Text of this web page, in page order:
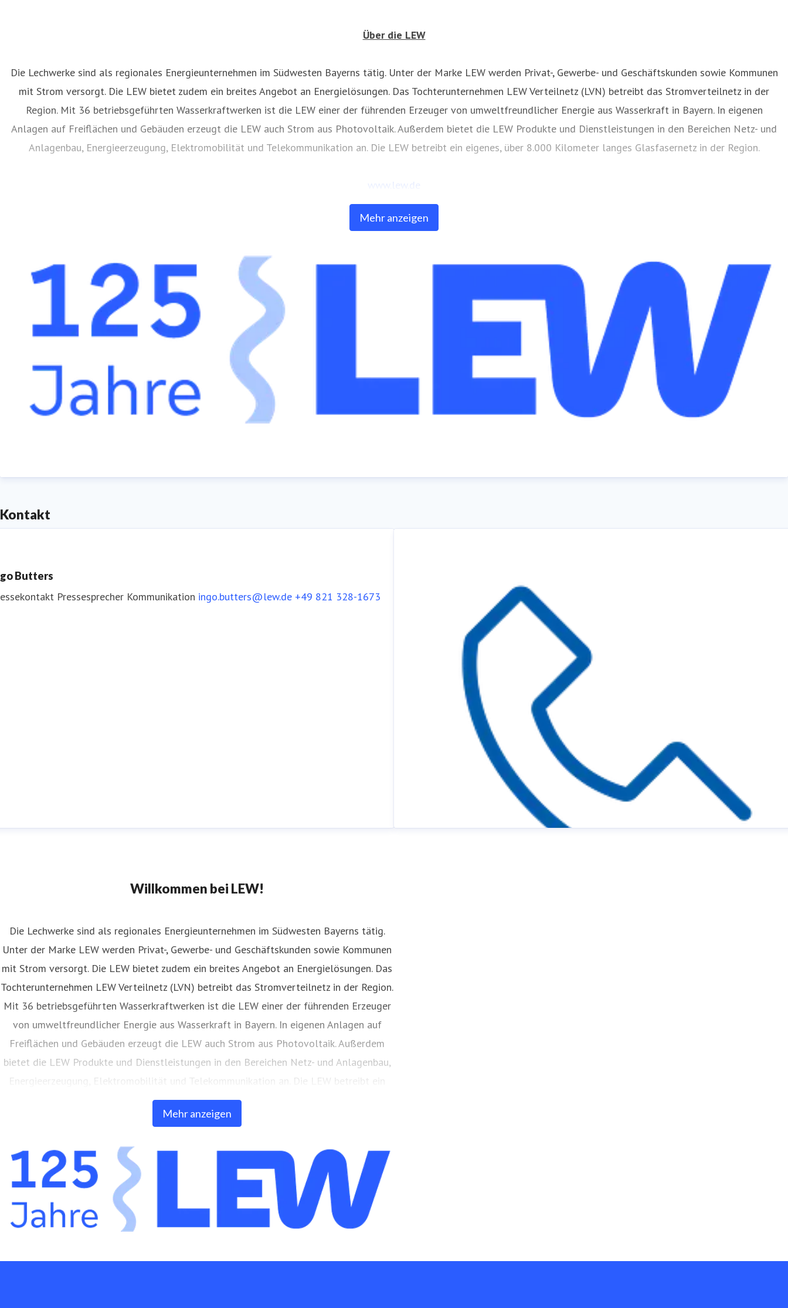
Über die LEW
Die Lechwerke sind als regionales Energieunternehmen im Südwesten Bayerns tätig. Unter der Marke LEW werden Privat-, Gewerbe- und Geschäftskunden sowie Kommunen
mit Strom versorgt. Die LEW bietet zudem ein breites Angebot an Energielösungen. Das Tochterunternehmen LEW Verteilnetz (LVN) betreibt das Stromverteilnetz in der
Region. Mit 36 betriebsgeführten Wasserkraftwerken ist die LEW einer der führenden Erzeuger von umweltfreundlicher Energie aus Wasserkraft in Bayern. In eigenen
Anlagen auf Freiflächen und Gebäuden erzeugt die LEW auch Strom aus Photovoltaik. Außerdem bietet die LEW Produkte und Dienstleistungen in den Bereichen Netz- und
Anlagenbau, Energieerzeugung, Elektromobilität und Telekommunikation an. Die LEW betreibt ein eigenes, über 8.000 Kilometer langes Glasfasernetz in der Region.
www.lew.de
Mehr anzeigen
Kontakt
Butters
Pressesprecher Kommunikation ingo.butters@lew.de +49 821 328-1673
Willkommen bei LEW!
Mehr anzeigen
Die Lechwerke sind als regionales Energieunternehmen im Südwesten Bayerns tätig.
Unter der Marke LEW werden Privat-, Gewerbe- und Geschäftskunden sowie Kommunen
mit Strom versorgt. Die LEW bietet zudem ein breites Angebot an Energielösungen. Das
Tochterunternehmen LEW Verteilnetz (LVN) betreibt das Stromverteilnetz in der Region.
Mit 36 betriebsgeführten Wasserkraftwerken ist die LEW einer der führenden Erzeuger
von umweltfreundlicher Energie aus Wasserkraft in Bayern. In eigenen Anlagen auf
Freiflächen und Gebäuden erzeugt die LEW auch Strom aus Photovoltaik. Außerdem
bietet die LEW Produkte und Dienstleistungen in den Bereichen Netz- und Anlagenbau,
Energieerzeugung, Elektromobilität und Telekommunikation an. Die LEW betreibt ein
eigenes, über 9.000 Kilometer langes Glasfasernetz in der Region.